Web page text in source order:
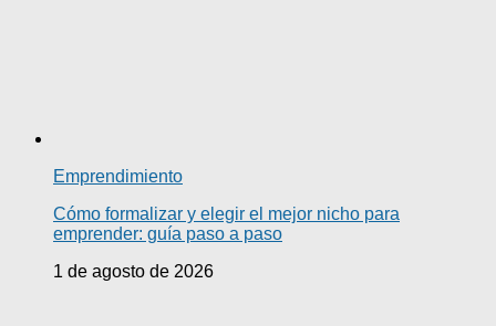
Emprendimiento
Cómo formalizar y elegir el mejor nicho para
emprender: guía paso a paso
1 de agosto de 2026